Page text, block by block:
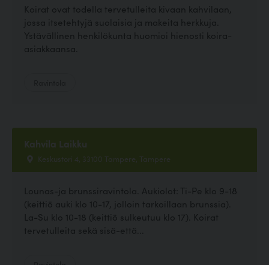
Koirat ovat todella tervetulleita kivaan kahvilaan,
jossa itsetehtyjä suolaisia ja makeita herkkuja.
Ystävällinen henkilökunta huomioi hienosti koira-
asiakkaansa.
Kahvila Laikku
Keskustori 4, 33100 Tampere, Tampere
Lounas-ja brunssiravintola. Aukiolot: Ti-Pe klo 9-18
(keittiö auki klo 10-17, jolloin tarkoillaan brunssia).
La-Su klo 10-18 (keittiö sulkeutuu klo 17). Koirat
tervetulleita sekä sisä-että...